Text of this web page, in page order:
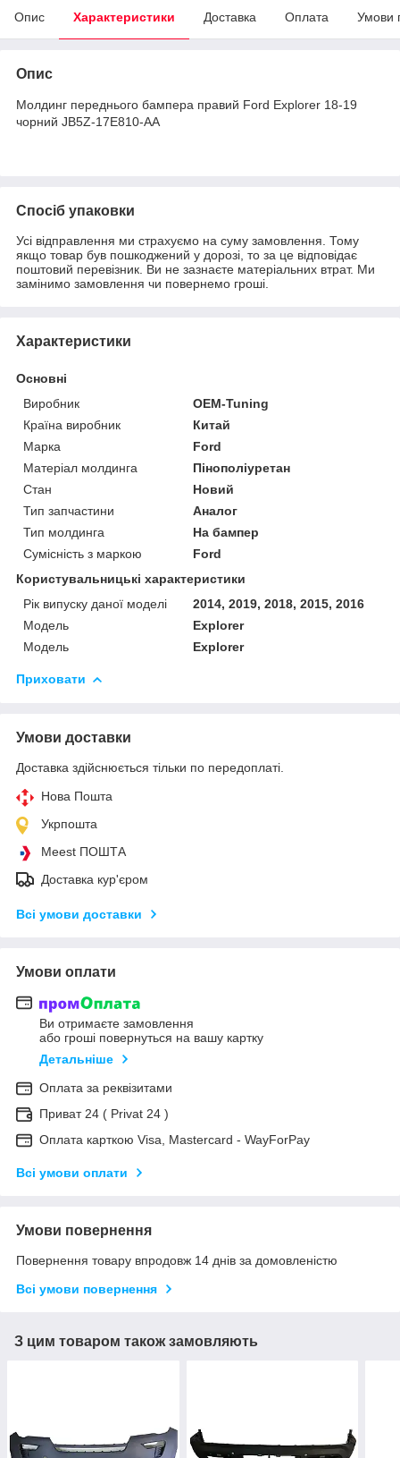
Опис Характеристики Доставка Оплата Умови
Опис
Молдинг переднього бампера правий Ford Explorer 18-19
чорний JB5Z-17E810-AA
Спосіб упаковки
Усі відправлення ми страхуємо на суму замовлення. Тому
якщо товар був пошкоджений у дорозі, то за це відповідає
поштовий перевізник. Ви не зазнаєте матеріальних втрат. Ми
замінимо замовлення чи повернемо гроші.
Характеристики
Основні
Виробник
OEM-Tuning
Країна виробник
Китай
Марка
Ford
Матеріал молдинга
Пінополіуретан
Стан
Новий
Тип запчастини
Аналог
Тип молдинга
На бампер
Сумісність з маркою
Ford
Користувальницькі характеристики
Рік випуску даної моделі
2014, 2019, 2018, 2015, 2016
Мoдель
Explorer
Модель
Explorer
Приховати
Умови доставки
Доставка здійснюється тільки по передоплаті.
Нова Пошта
Укрпошта
Meest ПОШТА
Доставка кур'єром
Всі умови доставки
Умови оплати
Ви отримаєте замовлення
або гроші повернуться на вашу картку
Детальніше
Оплата за реквізитами
Приват 24 ( Privat 24 )
Оплата карткою Visa, Mastercard - WayForPay
Всі умови оплати
Умови повернення
Повернення товару впродовж 14 днів за домовленістю
Всі умови повернення
З цим товаром також замовляють